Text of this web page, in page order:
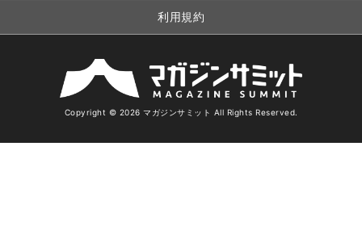
利用規約
Copyright © 2026 マガジンサミット All Rights Reserved.